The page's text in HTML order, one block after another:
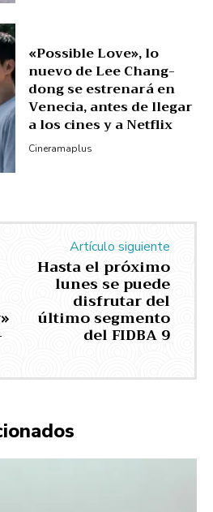
«Possible Love», lo
nuevo de Lee Chang-
dong se estrenará en
Venecia, antes de llegar
a los cines y a Netflix
Cineramaplus
Artículo siguiente
Hasta el próximo
lunes se puede
disfrutar del
último segmento
del FIDBA 9